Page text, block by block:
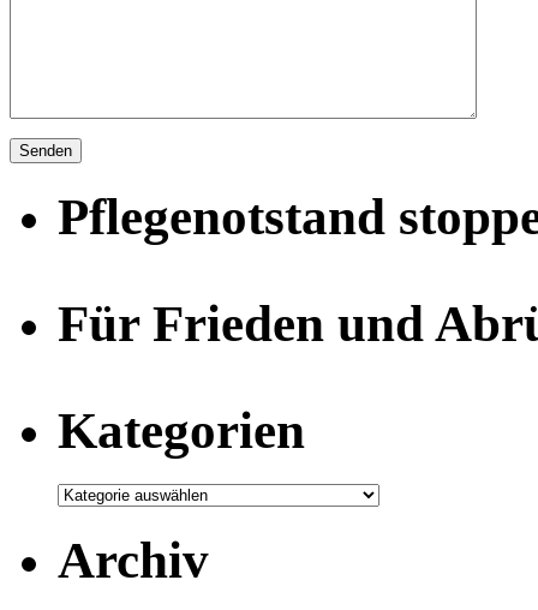
Pflegenotstand
Für Frieden und
Kategorien
Archiv